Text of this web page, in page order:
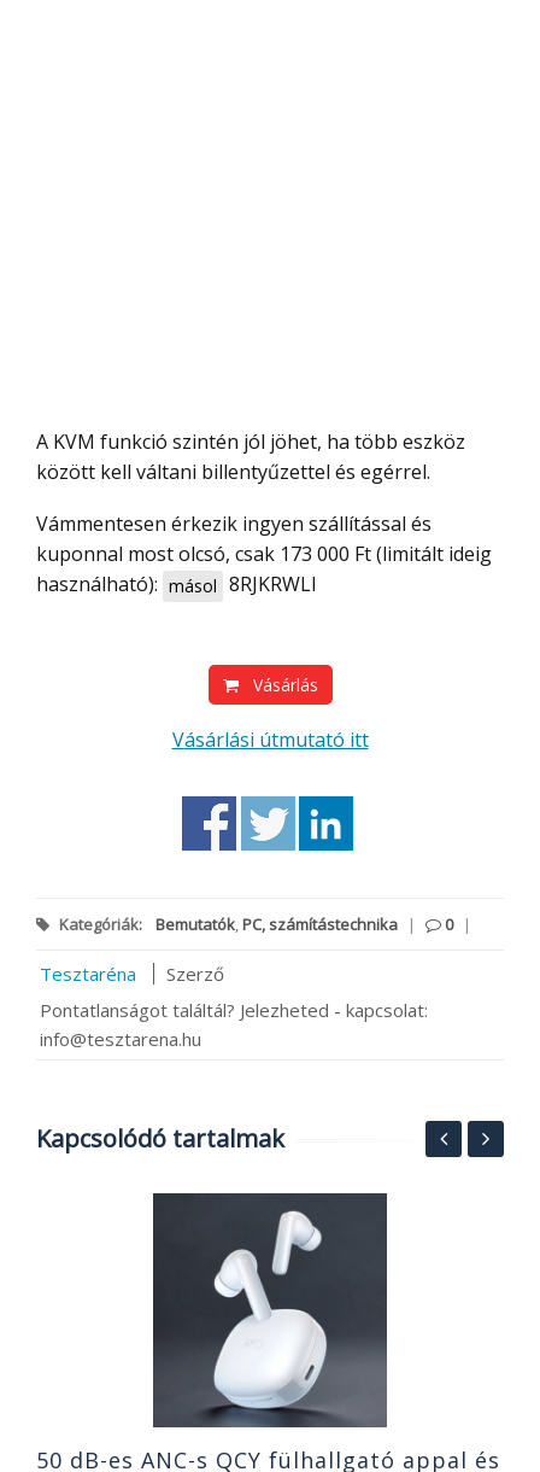
A KVM funkció szintén jól jöhet, ha több eszköz
között kell váltani billentyűzettel és egérrel.
Vámmentesen érkezik ingyen szállítással és
kuponnal most olcsó, csak 173 000 Ft (limitált ideig
használható): másol 8RJKRWLI
Vásárlás
Vásárlási útmutató itt
Kategóriák: Bemutatók,PC, számítástechnika | 0 |
Tesztaréna
Szerző
Pontatlanságot találtál? Jelezheted - kapcsolat:
info@tesztarena.hu
Kapcsolódó tartalmak
50 dB-es ANC-s QCY fülhallgató appal és